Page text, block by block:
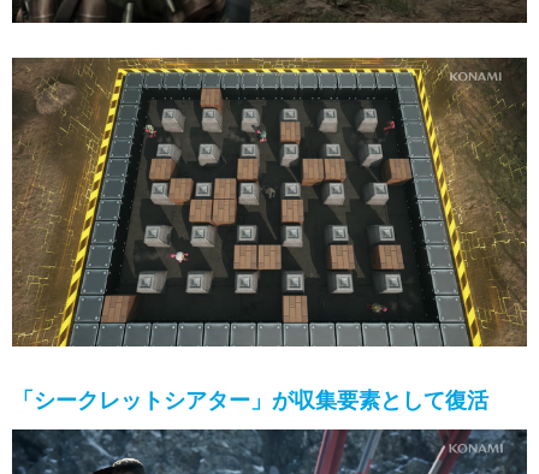
「シークレットシアター」が収集要素として復活